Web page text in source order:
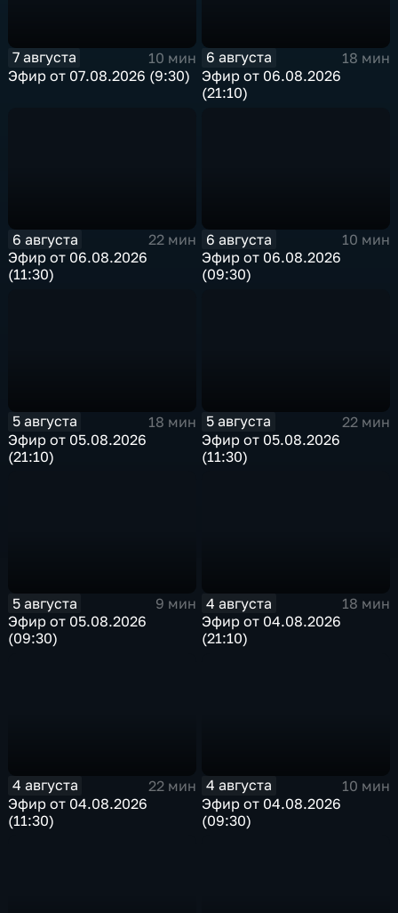
7 августа
10 мин
Эфир от 07.08.2026 (9:30)
6 августа
18 мин
Эфир от 06.08.2026
(21:10)
6 августа
22 мин
Эфир от 06.08.2026
(11:30)
6 августа
10 мин
Эфир от 06.08.2026
(09:30)
5 августа
18 мин
Эфир от 05.08.2026
(21:10)
5 августа
22 мин
Эфир от 05.08.2026
(11:30)
5 августа
9 мин
Эфир от 05.08.2026
(09:30)
4 августа
18 мин
Эфир от 04.08.2026
(21:10)
4 августа
22 мин
Эфир от 04.08.2026
(11:30)
4 августа
10 мин
Эфир от 04.08.2026
(09:30)